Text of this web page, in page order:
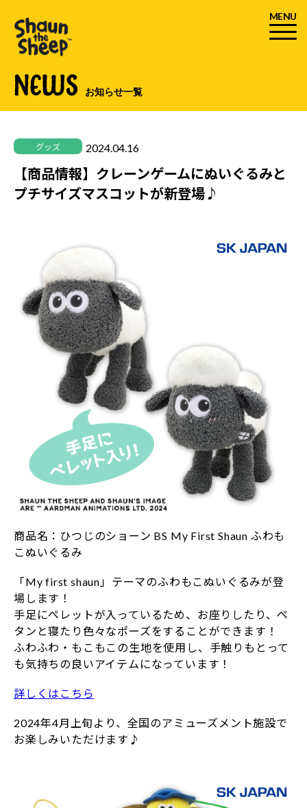
MENU
NEWS お知らせ一覧
グッズ 2024.04.16
【商品情報】クレーンゲームにぬいぐるみと
プチサイズマスコットが新登場♪
商品名：ひつじのショーン BS My First Shaun ふわも
こぬいぐるみ
「My first shaun」テーマのふわもこぬいぐるみが登
場します！
手足にペレットが入っているため、お座りしたり、ペ
タンと寝たり色々なポーズをすることができます！
ふわふわ・もこもこの生地を使用し、手触りもとって
も気持ちの良いアイテムになっています！
詳しくはこちら
2024年4月上旬より、全国のアミューズメント施設で
お楽しみいただけます♪